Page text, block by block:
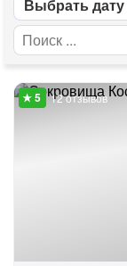
Выбрать дату
12 отзывов